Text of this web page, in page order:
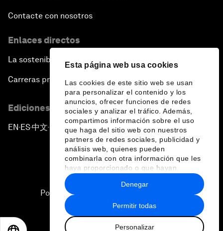
Esta página web usa cookies
Las cookies de este sitio web se usan
para personalizar el contenido y los
anuncios, ofrecer funciones de redes
sociales y analizar el tráfico. Además,
compartimos información sobre el uso
que haga del sitio web con nuestros
partners de redes sociales, publicidad y
análisis web, quienes pueden
combinarla con otra información que les
haya proporcionado o que hayan
recopilado a partir del uso que haya
hecho de sus servicios.
Permitir todas
Personalizar
Denegar
Contacte con nosotros
Enlaces directos
La sostenibilidad en el Foro
Carreras profesionales
Ediciones en otros idiomas
EN ▪ES▪中文▪ 日本語
Política de privacidad y normas de uso
Sitemap